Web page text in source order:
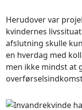
Herudover var
kvindernes
afslutning skulle
en hverdag med
men ikke mindst at